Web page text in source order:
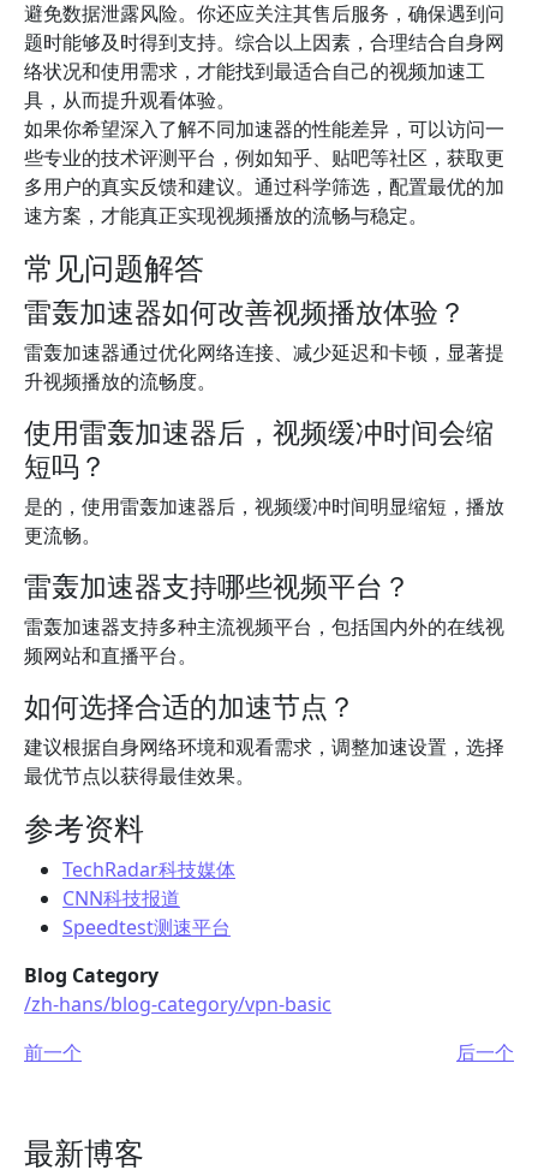
避免数据泄露风险。你还应关注其售后服务，确保遇到问
题时能够及时得到支持。综合以上因素，合理结合自身网
络状况和使用需求，才能找到最适合自己的视频加速工
具，从而提升观看体验。
如果你希望深入了解不同加速器的性能差异，可以访问一
些专业的技术评测平台，例如知乎、贴吧等社区，获取更
多用户的真实反馈和建议。通过科学筛选，配置最优的加
速方案，才能真正实现视频播放的流畅与稳定。
常见问题解答
雷轰加速器如何改善视频播放体验？
雷轰加速器通过优化网络连接、减少延迟和卡顿，显著提
升视频播放的流畅度。
使用雷轰加速器后，视频缓冲时间会缩
短吗？
是的，使用雷轰加速器后，视频缓冲时间明显缩短，播放
更流畅。
雷轰加速器支持哪些视频平台？
雷轰加速器支持多种主流视频平台，包括国内外的在线视
频网站和直播平台。
如何选择合适的加速节点？
建议根据自身网络环境和观看需求，调整加速设置，选择
最优节点以获得最佳效果。
参考资料
TechRadar科技媒体
CNN科技报道
Speedtest测速平台
Blog Category
/zh-hans/blog-category/vpn-basic
前一个
后一个
最新博客